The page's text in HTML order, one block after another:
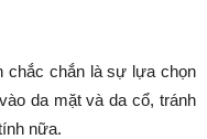
chắc chắn là sự lựa chọn
da mặt và da cổ, tránh
nữa.